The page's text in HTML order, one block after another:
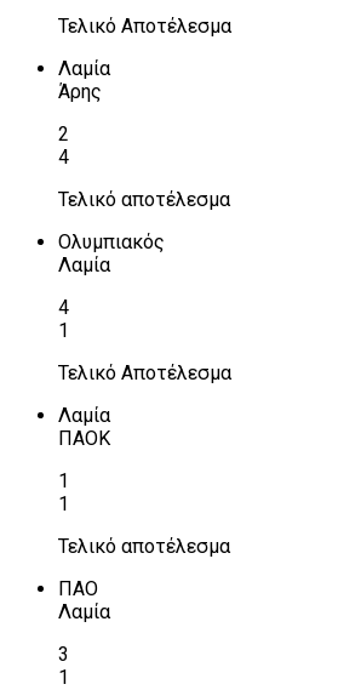
Τελικό Αποτέλεσμα
Λαμία
Άρης
2
4
Τελικό αποτέλεσμα
Ολυμπιακός
Λαμία
4
1
Τελικό Αποτέλεσμα
Λαμία
ΠΑΟΚ
1
1
Τελικό αποτέλεσμα
ΠΑΟ
Λαμία
3
1